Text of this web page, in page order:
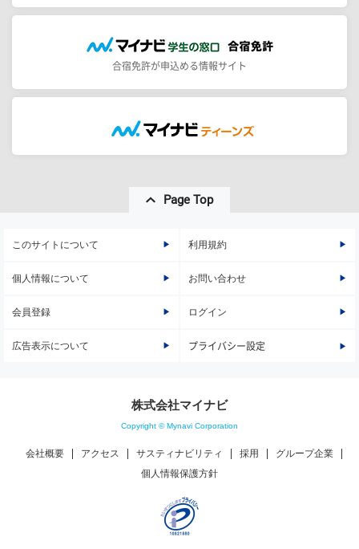
合宿免許が申込める情報サイト
Page Top
このサイトについて 利用規約
個人情報について お問い合わせ
会員登録 ログイン
広告表示について プライバシー設定
株式会社マイナビ
Copyright © Mynavi Corporation
会社概要 アクセス サスティナビリティ 採用
グループ企業
個人情報保護方針